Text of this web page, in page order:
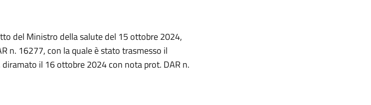
del Ministro della salute del 15 ottobre 2024,
n. 16277, con la quale è stato trasmesso il
il 16 ottobre 2024 con nota prot. DAR n.